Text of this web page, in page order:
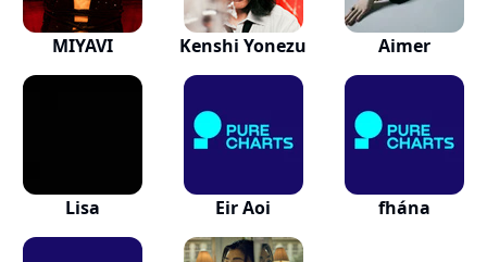
MIYAVI Kenshi Yonezu Aimer
Lisa Eir Aoi fhána